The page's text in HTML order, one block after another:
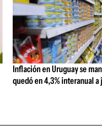
Inflación en Uruguay se
quedó en 4,3% interanual a